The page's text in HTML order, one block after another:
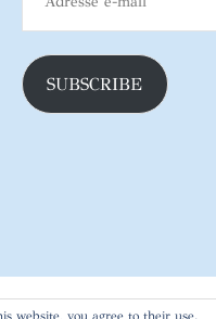
mail
SUBSCRIBE
website, you agree to their use.